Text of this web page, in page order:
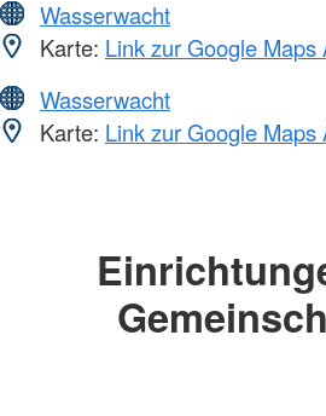
Wasserwacht
Karte: Link zur Google Maps
Wasserwacht
Karte: Link zur Google Maps